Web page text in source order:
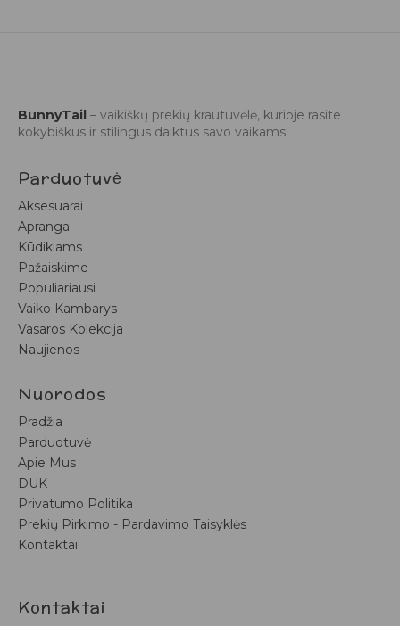
BunnyTail – vaikiškų prekių krautuvėlė, kurioje rasite
kokybiškus ir stilingus daiktus savo vaikams!
Parduotuvė
Aksesuarai
Apranga
Kūdikiams
Pažaiskime
Populiariausi
Vaiko Kambarys
Vasaros Kolekcija
Naujienos
Nuorodos
Pradžia
Parduotuvė
Apie Mus
DUK
Privatumo Politika
Prekių Pirkimo - Pardavimo Taisyklės
Kontaktai
Kontaktai